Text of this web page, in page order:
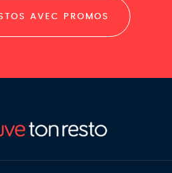
AVEC PROMOS